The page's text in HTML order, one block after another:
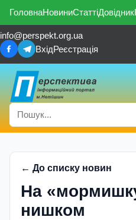
ГоловнаНовиниСтаттіДовідник
info@perspekt.org.ua
ВхідРеєстрація
← До списку новин
На
нишком